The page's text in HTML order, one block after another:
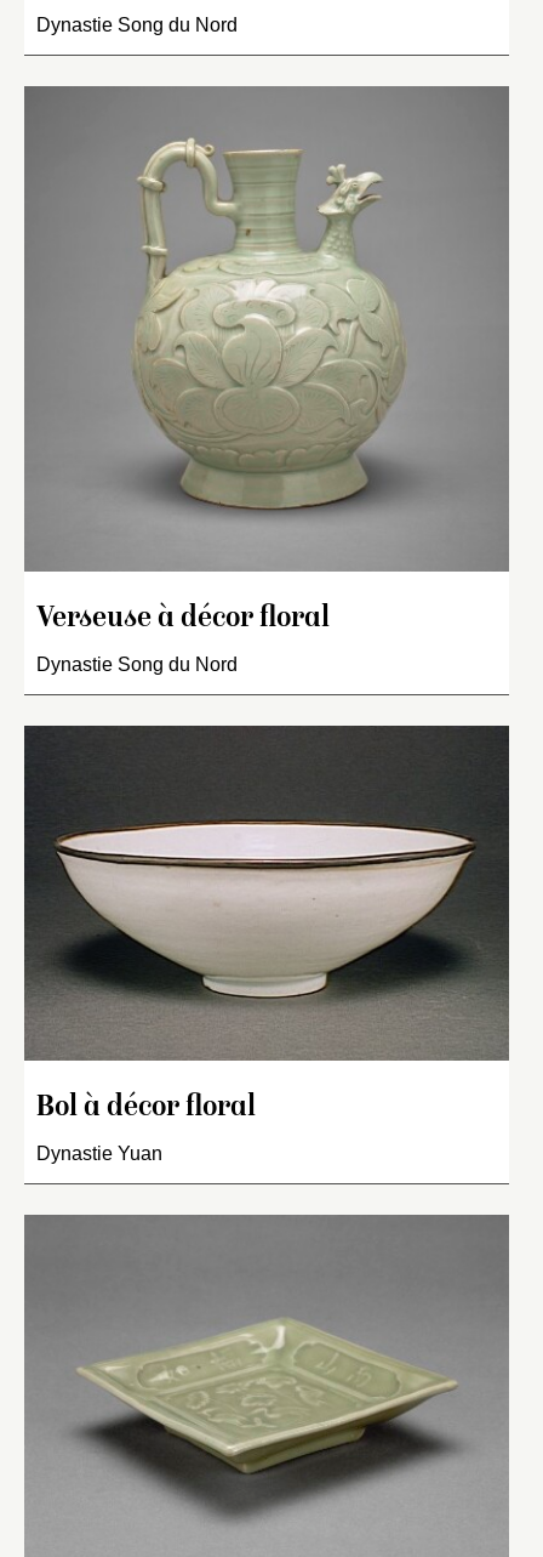
Dynastie Song du Nord
Verseuse à décor floral
Dynastie Song du Nord
Bol à décor floral
Dynastie Yuan